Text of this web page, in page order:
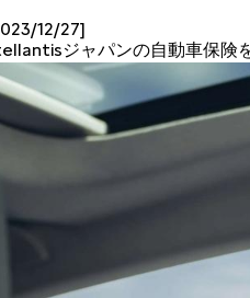
12/27]
ジャパンの自動車保険